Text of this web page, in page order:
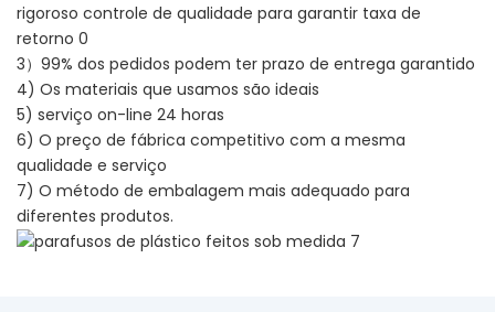
rigoroso controle de qualidade para garantir taxa de
retorno 0
3）99% dos pedidos podem ter prazo de entrega garantido
4) Os materiais que usamos são ideais
5) serviço on-line 24 horas
6) O preço de fábrica competitivo com a mesma
qualidade e serviço
7) O método de embalagem mais adequado para
diferentes produtos.